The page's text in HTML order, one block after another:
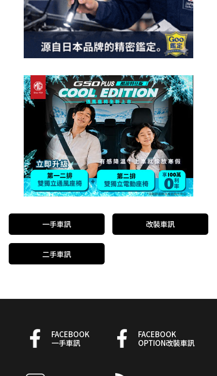
一手車訊 改裝車訊
二手車訊
FACEBOOK
一手車訊
FACEBOOK
OPTION改裝車訊